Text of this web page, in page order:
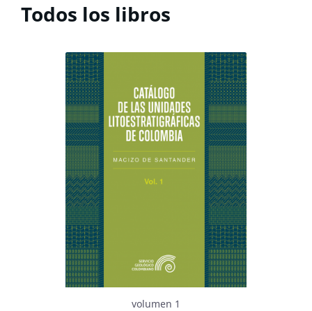
Todos los libros
volumen 1